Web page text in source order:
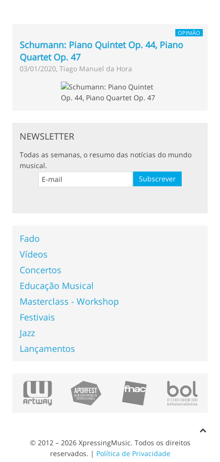
OPINIÃO
Schumann: Piano Quintet Op. 44, Piano
Quartet Op. 47
03/01/2020, Tiago Manuel da Hora
NEWSLETTER
Todas as semanas, o resumo das notícias do mundo
musical.
Fado
Vídeos
Concertos
Educação Musical
Masterclass - Workshop
Festivais
Jazz
Lançamentos
© 2012 – 2026 XpressingMusic. Todos os direitos
reservados. | Política de Privacidade